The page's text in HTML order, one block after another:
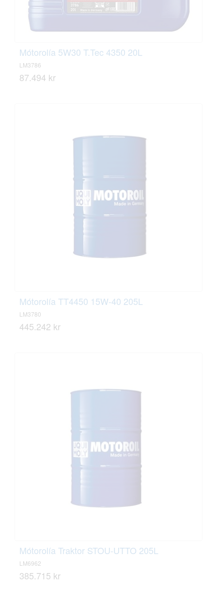
Mótorolía 5W30 T.Tec 4350 20L
LM3786
87.494 kr
Mótorolía TT4450 15W-40 205L
LM3780
445.242 kr
Mótorolía Traktor STOU-UTTO 205L
LM6962
385.715 kr